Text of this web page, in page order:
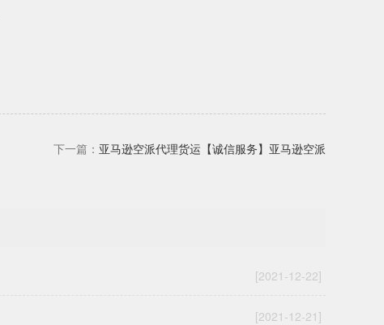
下一篇： 亚马逊空派代理货运【诚信服务】亚马逊空派
[2021-12-22]
[2021-12-21]